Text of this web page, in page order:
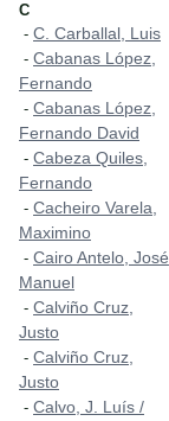
C
- C. Carballal, Luis
- Cabanas López,
Fernando
- Cabanas López,
Fernando David
- Cabeza Quiles,
Fernando
- Cacheiro Varela,
Maximino
- Cairo Antelo, José
Manuel
- Calviño Cruz,
Justo
- Calviño Cruz,
Justo
- Calvo, J. Luís /